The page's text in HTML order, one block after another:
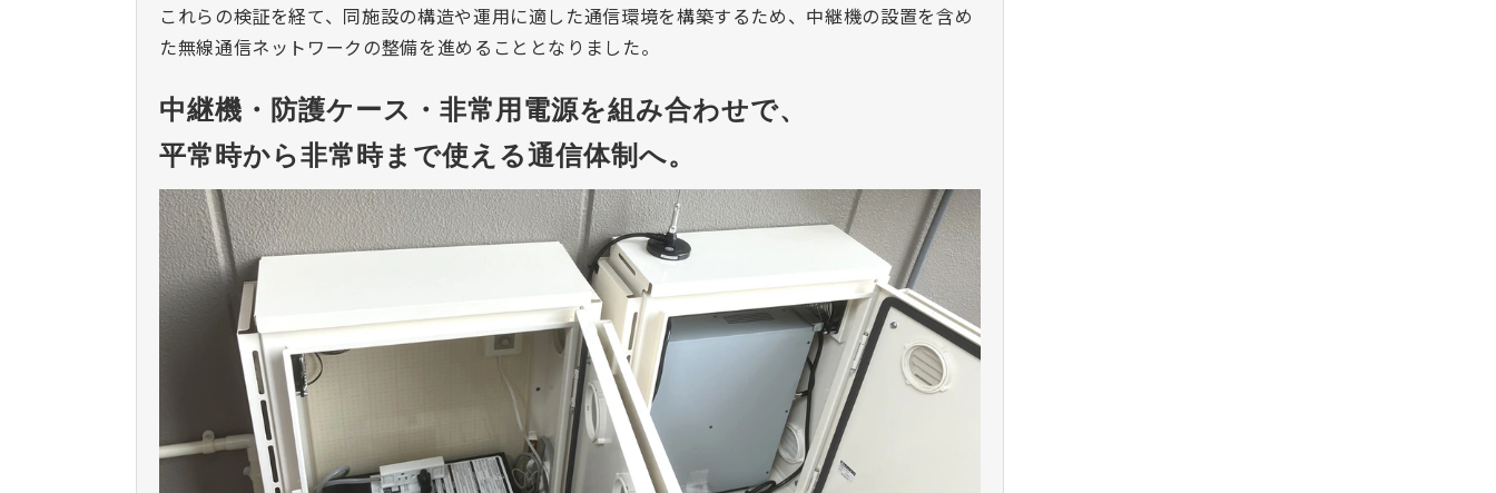
これらの検証を経て、同施設の構造や運用に適した通信環境を構築するため、 中継機の設置を含め
た無線通信ネットワークの整備を進めることとなりました。
中継機・防護ケース・非常用電源を組み合わせで、
平常時から非常時まで使える通信体制へ。